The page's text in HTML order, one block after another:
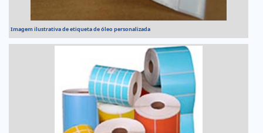
Imagem ilustrativa de etiqueta de óleo personalizada